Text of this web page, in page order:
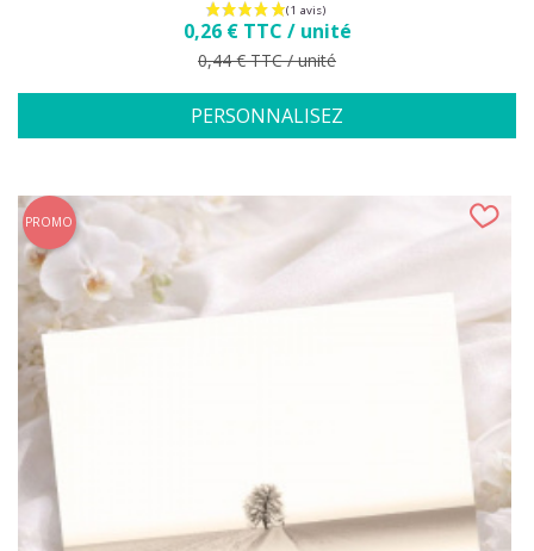
(3 avis)
Prix
0,26 € TTC / unité
Prix de base
0,44 € TTC / unité
PERSONNALISEZ
PROMO